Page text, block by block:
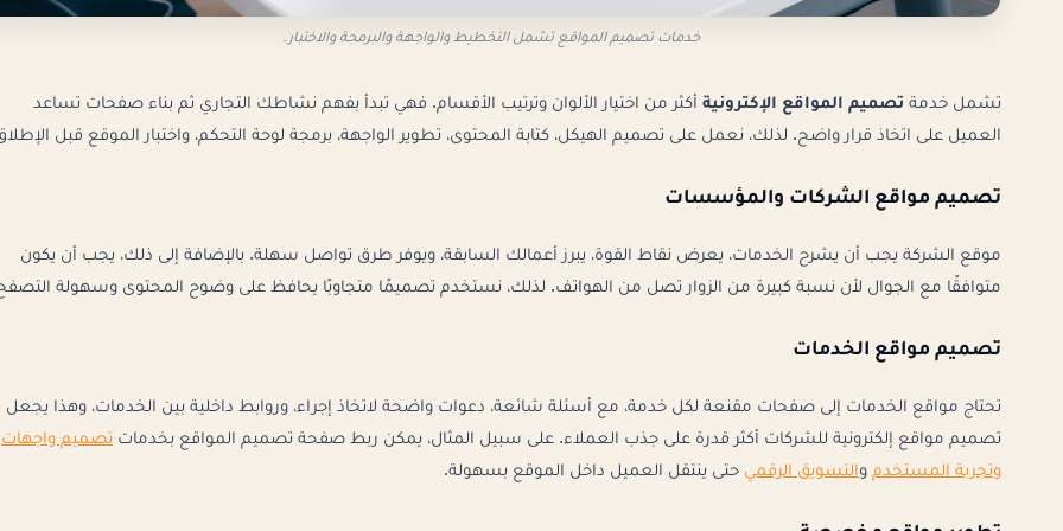
خدمات تصميم المواقع تشمل التخطيط والواجهة والبرمجة والاختبار.
تشمل خدمة تصميم المواقع الإكترونية أكثر من اختيار الألوان وترتيب الأقسام. فهي تبدأ بفهم نشاطك التجاري ثم بناء صفحات تساعد
العميل على اتخاذ قرار واضح. لذلك، نعمل على تصميم الهيكل، كتابة المحتوى، تطوير الواجهة، برمجة لوحة التحكم، واختبار الموقع قبل
تصميم مواقع الشركات والمؤسسات
موقع الشركة يجب أن يشرح الخدمات، يعرض نقاط القوة، يبرز أعمالك السابقة، ويوفر طرق تواصل سهلة. بالإضافة إلى ذلك، يجب أن يكون
متوافقًا مع الجوال لأن نسبة كبيرة من الزوار تصل من الهواتف. لذلك، نستخدم تصميمًا متجاوبًا يحافظ على وضوح المحتوى وسهولة
تصميم مواقع الخدمات
تحتاج مواقع الخدمات إلى صفحات مقنعة لكل خدمة، مع أسئلة شائعة، دعوات واضحة لاتخاذ إجراء، وروابط داخلية بين الخدمات، وهذا يجعل
تصميم مواقع إلكترونية للشركات أكثر قدرة على جذب العملاء. على سبيل المثال، يمكن ربط صفحة تصميم المواقع بخدمات تصميم واجهات
وتجربة المستخدم والتسويق الرقمي حتى ينتقل العميل داخل الموقع بسهولة.